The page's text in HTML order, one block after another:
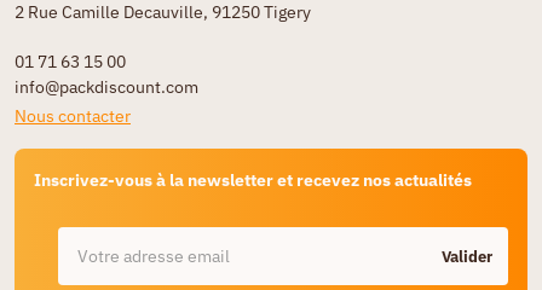
2 Rue Camille Decauville, 91250 Tigery
01 71 63 15 00
info@packdiscount.com
Nous contacter
Inscrivez-vous à la newsletter et recevez nos actualités
Valider